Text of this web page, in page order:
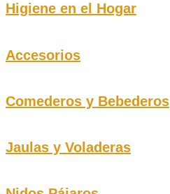
Higiene en el Hogar
Accesorios
Comederos y Bebederos
Jaulas y Voladeras